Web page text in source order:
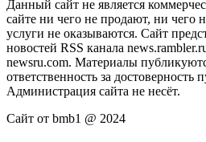
Данный сайт не является
сайте ни чего не продают, ни чего
услуги не оказываются. Сайт
новостей RSS канала
newsru.com. Материалы
ответственность за достоверность
Администрация сайта не несёт.
Сайт от bmb1 @ 2024